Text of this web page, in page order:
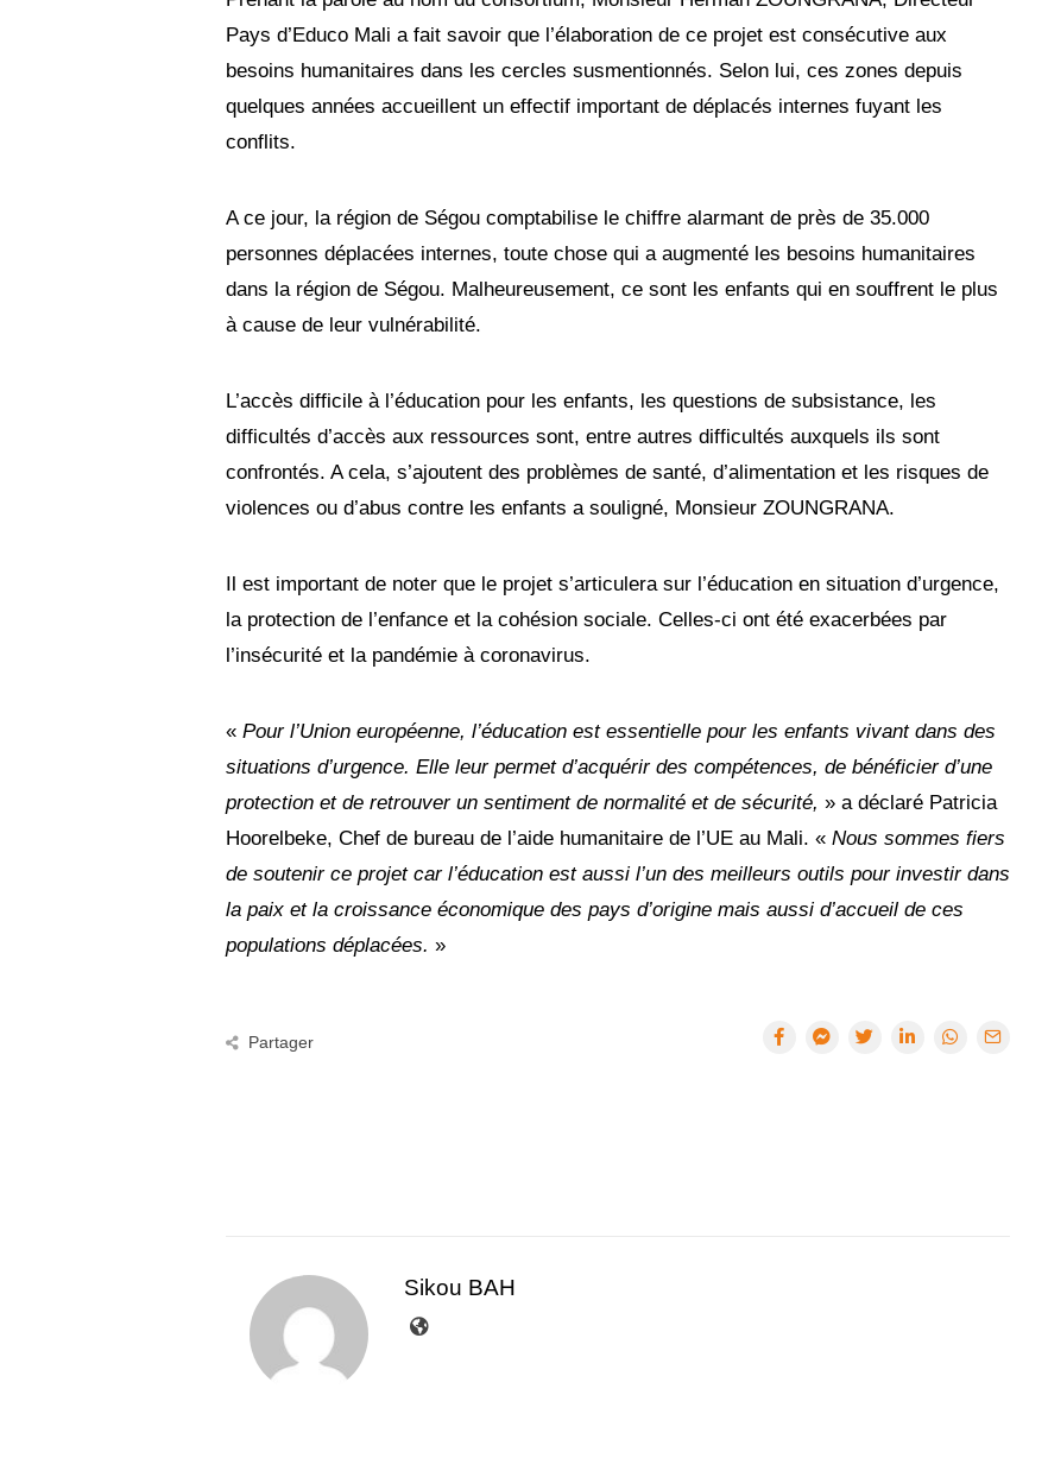
Pays d’Educo Mali a fait savoir que l’élaboration de ce projet est consécutive aux
besoins humanitaires dans les cercles susmentionnés. Selon lui, ces zones depuis
quelques années accueillent un effectif important de déplacés internes fuyant les
conflits.
A ce jour, la région de Ségou comptabilise le chiffre alarmant de près de 35.000
personnes déplacées internes, toute chose qui a augmenté les besoins humanitaires
dans la région de Ségou. Malheureusement, ce sont les enfants qui en souffrent le plus
à cause de leur vulnérabilité.
L’accès difficile à l’éducation pour les enfants, les questions de subsistance, les
difficultés d’accès aux ressources sont, entre autres difficultés auxquels ils sont
confrontés. A cela, s’ajoutent des problèmes de santé, d’alimentation et les risques de
violences ou d’abus contre les enfants a souligné, Monsieur ZOUNGRANA.
Il est important de noter que le projet s’articulera sur l’éducation en situation d’urgence,
la protection de l’enfance et la cohésion sociale. Celles-ci ont été exacerbées par
l’insécurité et la pandémie à coronavirus.
« Pour l’Union européenne, l’éducation est essentielle pour les enfants vivant dans des
situations d’urgence. Elle leur permet d’acquérir des compétences, de bénéficier d’une
protection et de retrouver un sentiment de normalité et de sécurité, » a déclaré Patricia
Hoorelbeke, Chef de bureau de l’aide humanitaire de l’UE au Mali. « Nous sommes fiers
de soutenir ce projet car l’éducation est aussi l’un des meilleurs outils pour investir dans
la paix et la croissance économique des pays d’origine mais aussi d’accueil de ces
populations déplacées. »
Partager
Sikou BAH